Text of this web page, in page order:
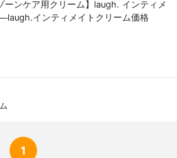
ル、ステアリン酸グリセリル、オクチ
デカノール、ＰＥＧ－６０水添ヒマシ
、カプリル酸グリセリル、エチルヘキ
ーンケア用クリーム】laugh. インティメ
インティメイトクリーム価格
1